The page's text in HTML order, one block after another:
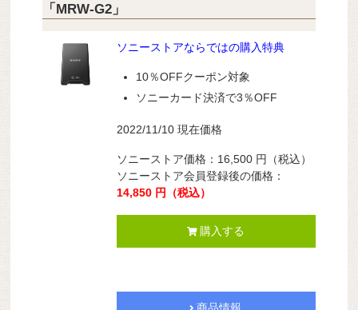
「MRW-G2」
ソニーストアならではの購入特典
10％OFFクーポン対象
ソニーカード決済で3％OFF
2022/11/10 現在価格
ソニーストア価格：16,500 円（税込）
ソニーストア会員登録後の価格：
14,850 円（税込）
購入する